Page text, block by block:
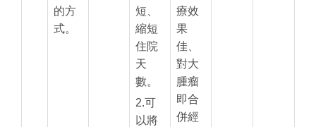
的方
式。
短、
縮短
住院
天
數。
2.可
以將
療效
果
佳、
對大
腫瘤
即合
併經